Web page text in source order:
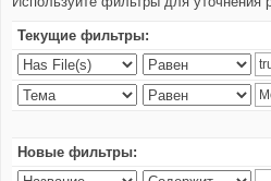
Текущие фильтры:
Новые фильтры: